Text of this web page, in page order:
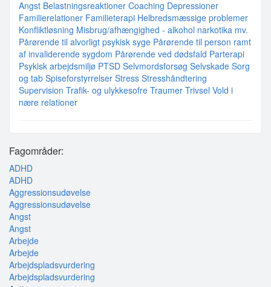
Angst Belastningsreaktioner Coaching Depressioner
Familierelationer Familieterapi Helbredsmæssige problemer
Konfliktløsning Misbrug/afhængighed - alkohol narkotika mv.
Pårørende til alvorligt psykisk syge Pårørende til person ramt
af invaliderende sygdom Pårørende ved dødsfald Parterapi
Psykisk arbejdsmiljø PTSD Selvmordsforsøg Selvskade Sorg
og tab Spiseforstyrrelser Stress Stresshåndtering
Supervision Trafik- og ulykkesofre Traumer Trivsel Vold i
nære relationer
Fagområder:
ADHD
ADHD
Aggressionsudøvelse
Aggressionsudøvelse
Angst
Angst
Arbejde
Arbejde
Arbejdspladsvurdering
Arbejdspladsvurdering